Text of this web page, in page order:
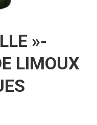
»-
LIMOUX